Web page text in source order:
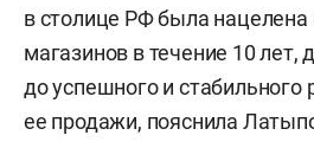
в столице РФ была нацелена
магазинов в течение 10 лет,
до успешного и стабильного
ее продажи, пояснила